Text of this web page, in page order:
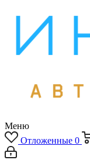
Меню
Отложенные 0